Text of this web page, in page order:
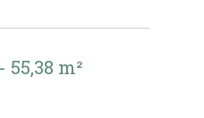
55,38 m²